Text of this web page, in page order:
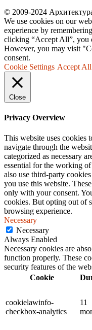
© 2009-2024
We use cookies on our
experience by
clicking “Accept All”, you
However, you may visit
consent.
Cookie Settings Accept All
Close
Privacy Overview
This website uses cookies
navigate through the
categorized as necessary
essential for the working
also use third-party
you use this website.
only with your consent.
cookies. But opting out of
browsing experience.
Necessary
Necessary
Always Enabled
Necessary cookies are
function properly. These
security features of the
Cookie
cookielawinfo-
checkbox-analytics
11